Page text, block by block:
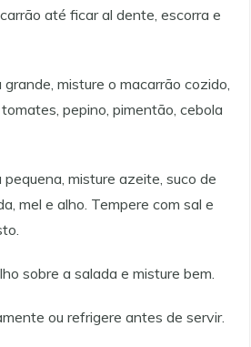
até ficar al dente, escorra e
grande, misture o macarrão cozido,
pepino, pimentão, cebola
pequena, misture azeite, suco de
mel e alho. Tempere com sal e
sobre a salada e misture bem.
ou refrigere antes de servir.